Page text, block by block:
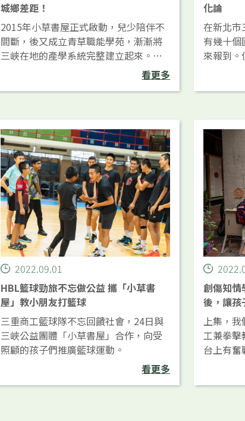
城鄉差距！
2015年小草書屋正式啟動，兒少陪伴不
間斷，後又成立青草職能學苑，漸漸將
三峽在地的產學系統完整建立起來。
Holo+走訪三峽社區紀實時，萌生了攝
影美感計畫，希望能運用他們的攝影專
看更多
化論
在新北市
有幾十
來報到。
年輕人
2022.09.01
HBL籃球勁旅不忘做公益 攜「小草書
屋」教小朋友打籃球
三重商工籃球隊不忘回饋社會，24日與
三峽公益團體「小草書屋」合作，向受
照顧的孩子們推廣籃球運動。
看更多
創傷知情
後，讓孩
上集，我
工兼拳擊
台上有奮
來到桃
後，這